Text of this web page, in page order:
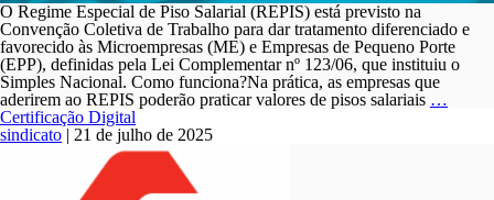
O Regime Especial de Piso Salarial (REPIS) está previsto na
Convenção Coletiva de Trabalho para dar tratamento diferenciado e
favorecido às Microempresas (ME) e Empresas de Pequeno Porte
(EPP), definidas pela Lei Complementar nº 123/06, que instituiu o
Simples Nacional. Como funciona?Na prática, as empresas que
aderirem ao REPIS poderão praticar valores de pisos salariais …
Certificação Digital
sindicato | 21 de julho de 2025